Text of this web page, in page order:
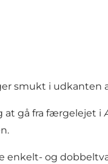
smukt i
at gå fra færgelejet
enkelt- og